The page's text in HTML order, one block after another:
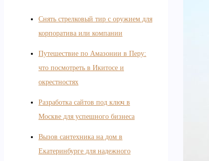
Снять стрелковый тир с оружием для
корпоратива или компании
Путешествие по Амазонии в Перу:
что посмотреть в Икитосе и
окрестностях
Разработка сайтов под ключ в
Москве для успешного бизнеса
Вызов сантехника на дом в
Екатеринбурге для надежного